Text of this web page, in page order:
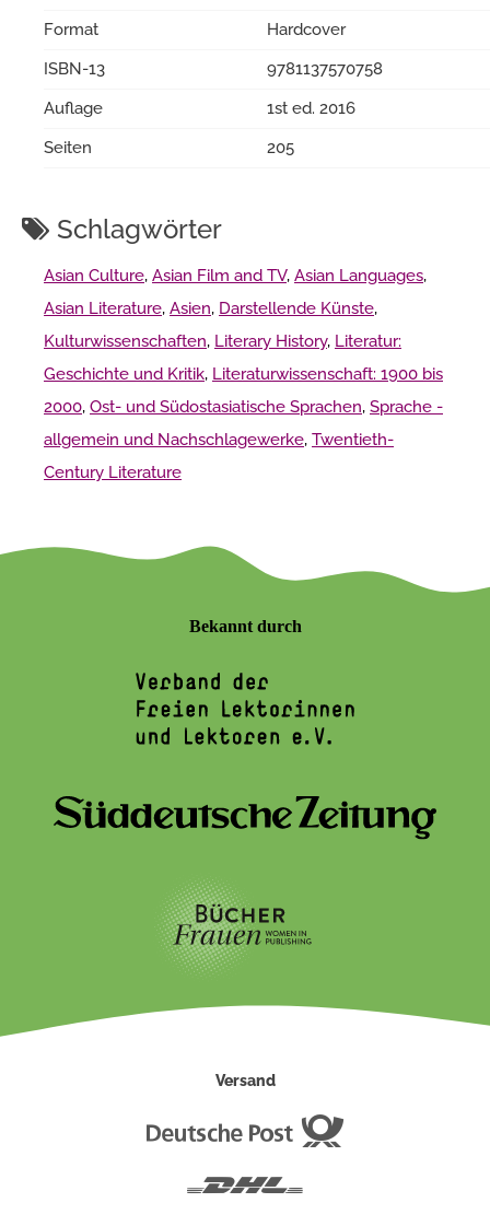
Format
Hardcover
ISBN-13
9781137570758
Auflage
1st ed. 2016
Seiten
205
Schlagwörter
Asian Culture, Asian Film and TV, Asian Languages,
Asian Literature, Asien, Darstellende Künste,
Kulturwissenschaften, Literary History, Literatur:
Geschichte und Kritik, Literaturwissenschaft: 1900 bis
2000, Ost- und Südostasiatische Sprachen, Sprache -
allgemein und Nachschlagewerke, Twentieth-
Century Literature
Bekannt durch
Versand